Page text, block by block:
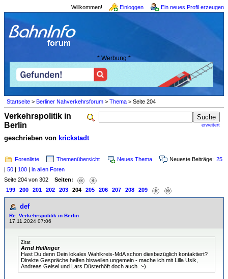
Willkommen! Einloggen Ein neues Profil erzeugen
* Werbung *
Startseite > Berliner Nahverkehrsforum > Thema > Seite 204
erweitert
Verkehrspolitik in
Berlin
geschrieben von krickstadt
Forenliste Themenübersicht Neues Thema Neueste Beiträge: 25
| 50 | 100 | in allen Foren
Seite 204 von 302 Seiten:
199
200 201 202 203 204 205 206 207 208 209
def
Re: Verkehrspolitik in Berlin
17.11.2024 07:06
Zitat
Arnd Hellinger
Hast Du denn Dein lokales Wahlkreis-MdA schon diesbezüglich kontaktiert?
Direkte Gespräche helfen bisweilen ungemein - mache ich mit Lilla Usik,
Andreas Geisel und Lars Düsterhöft doch auch. :-)